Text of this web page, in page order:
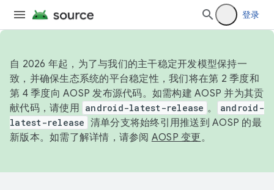
登录
自 2026 年起，为了与我们的主干稳定开发模型保持一
致，并确保生态系统的平台稳定性，我们将在第 2 季度和
第 4 季度向 AOSP 发布源代码。如需构建 AOSP 并为其贡
献代码，请使用 android-latest-release 。
android-
latest-release 清单分支将始终引用推送到 AOSP 的最
新版本。如需了解详情，请参阅 AOSP 变更。